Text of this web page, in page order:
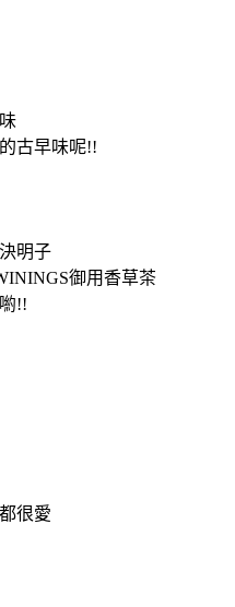
古早味呢!!
明子
御用香草茶
!!
很愛